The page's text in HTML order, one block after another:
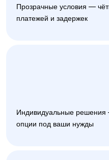
Прозрачные условия —
платежей и задержек
Индивидуальные
опции под ваши нужды